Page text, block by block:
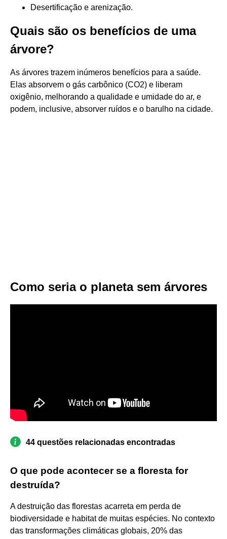
Desertificação e arenização.
Quais são os benefícios de uma
árvore?
As árvores trazem inúmeros benefícios para a saúde.
Elas absorvem o gás carbônico (CO2) e liberam
oxigênio, melhorando a qualidade e umidade do ar, e
podem, inclusive, absorver ruídos e o barulho na cidade.
Como seria o planeta sem árvores
44 questões relacionadas encontradas
O que pode acontecer se a floresta for
destruída?
A destruição das florestas acarreta em perda de
biodiversidade e habitat de muitas espécies. No contexto
das transformações climáticas globais, 20% das